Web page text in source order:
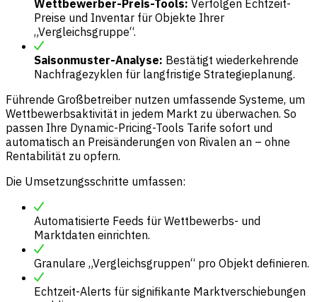
Wettbewerber-Preis-Tools: Verfolgen Echtzeit-
Preise und Inventar für Objekte Ihrer
„Vergleichsgruppe“.
Saisonmuster-Analyse: Bestätigt wiederkehrende
Nachfragezyklen für langfristige Strategieplanung.
Führende Großbetreiber nutzen umfassende Systeme, um
Wettbewerbsaktivität in jedem Markt zu überwachen. So
passen Ihre Dynamic-Pricing-Tools Tarife sofort und
automatisch an Preisänderungen von Rivalen an – ohne
Rentabilität zu opfern.
Die Umsetzungsschritte umfassen:
Automatisierte Feeds für Wettbewerbs- und
Marktdaten einrichten.
Granulare „Vergleichsgruppen“ pro Objekt definieren.
Echtzeit-Alerts für signifikante Marktverschiebungen